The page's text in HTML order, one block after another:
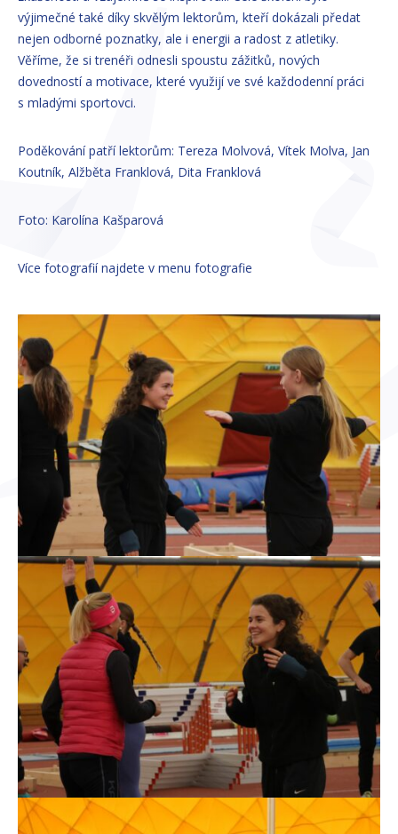
výjimečné také díky skvělým lektorům, kteří dokázali předat
nejen odborné poznatky, ale i energii a radost z atletiky.
Věříme, že si trenéři odnesli spoustu zážitků, nových
dovedností a motivace, které využijí ve své každodenní práci
s mladými sportovci.
Poděkování patří lektorům: Tereza Molvová, Vítek Molva, Jan
Koutník, Alžběta Franklová, Dita Franklová
Foto: Karolína Kašparová
Více fotografií najdete v menu fotografie